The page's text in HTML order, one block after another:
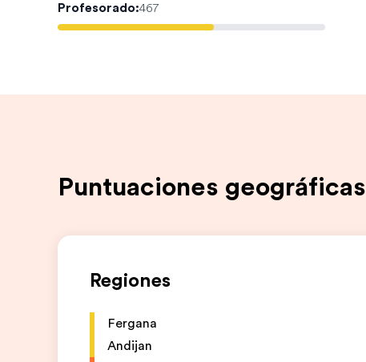
Profesorado:467
Puntuaciones geográficas
Regiones
Fergana
Andijan